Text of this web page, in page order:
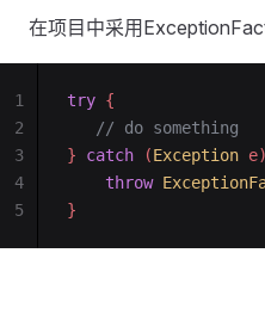
在项目中采用
try {
   // do something
} catch (Exception e
    throw
}
1
2
3
4
5